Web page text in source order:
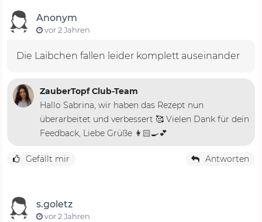
Anonym
vor 2 Jahren
Die Laibchen fallen leider komplett auseinander
ZauberTopf Club-Team
Hallo Sabrina, wir haben das Rezept nun
überarbeitet und verbessert 🥰 Vielen Dank für dein
Feedback, Liebe Grüße 👩🏻‍🍳💕
Gefällt mir Antworten
s.goletz
vor 2 Jahren